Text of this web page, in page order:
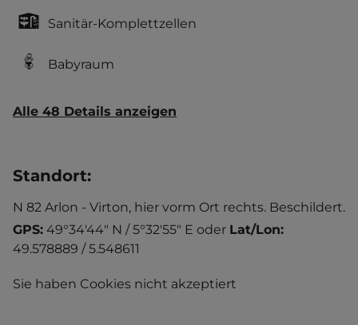
Sanitär-Komplettzellen
Babyraum
Alle 48 Details anzeigen
Standort:
N 82 Arlon - Virton, hier vorm Ort rechts. Beschildert.
GPS: 49°34'44" N / 5°32'55" E oder Lat/Lon:
49.578889 / 5.548611
Sie haben Cookies nicht akzeptiert